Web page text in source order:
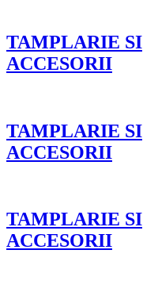
TAMPLARIE SI
ACCESORII
TAMPLARIE SI
ACCESORII
TAMPLARIE SI
ACCESORII